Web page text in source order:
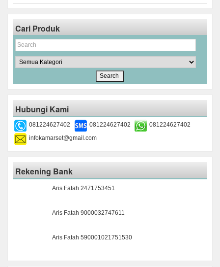
Cari Produk
Hubungi Kami
081224627402 081224627402
081224627402
infokamarset@gmail.com
Rekening Bank
Aris Fatah 2471753451
Aris Fatah 9000032747611
Aris Fatah 590001021751530